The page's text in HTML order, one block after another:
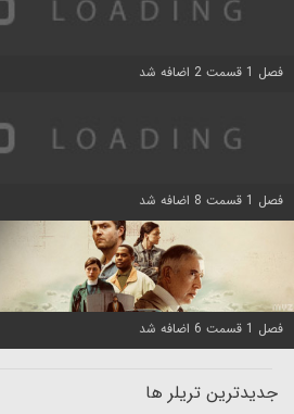
فصل 1 قسمت 2 اضافه شد
فصل 1 قسمت 8 اضافه شد
فصل 1 قسمت 6 اضافه شد
جدیدترین تریلر ها